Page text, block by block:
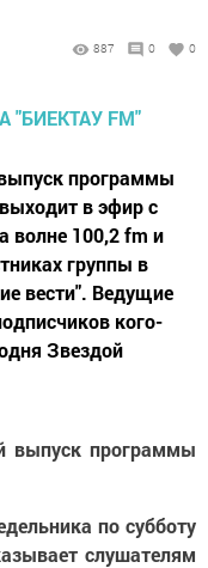
887 0 0
программы
в эфир с
волне 100,2 fm и
группы в
вести". Ведущие
кого-
Звездой
выпуск программы
по субботу
слушателям